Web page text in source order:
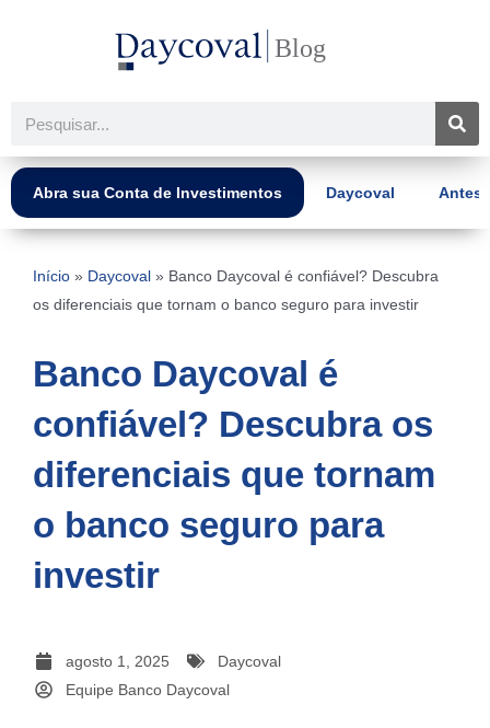
Pesquisar
Abra sua Conta de Investimentos Daycoval Antes
Início » Daycoval » Banco Daycoval é confiável? Descubra
os diferenciais que tornam o banco seguro para investir
Banco Daycoval é
confiável? Descubra os
diferenciais que tornam
o banco seguro para
investir
agosto 1, 2025
Daycoval
Equipe Banco Daycoval